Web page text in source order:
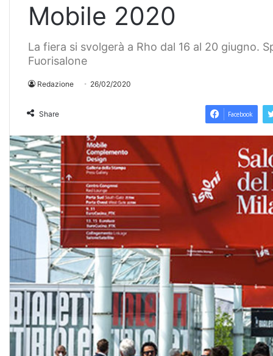
Mobile 2020
La fiera si svolgerà a Rho dal 16 al 20 giugno.
Fuorisalone
Redazione 26/02/2020
Share Facebook